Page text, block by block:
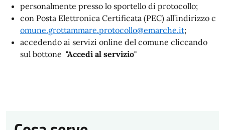
personalmente presso lo sportello di protocollo;
con Posta Elettronica Certificata (PEC) all’indirizzo c
omune.grottammare.protocollo@emarche.it;
accedendo ai servizi online del comune cliccando
sul bottone "Accedi al servizio"